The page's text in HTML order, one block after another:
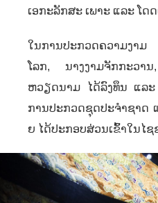
ເອກະລັກສະ ເພາະ ແລະ ໂດ
ໃນການປະກວດຄວາມງາ
ໂລກ, ນາງງາມຈັກກະວານ
ຫວຽດນາມ ໄດ້ລົງທຶນ ແລ
ການປະກວດຊຸດປະຈໍາຊາດ
ຍ ໄດ້ປະກອບສ່ວນເຂົ້າໃນໄຊ